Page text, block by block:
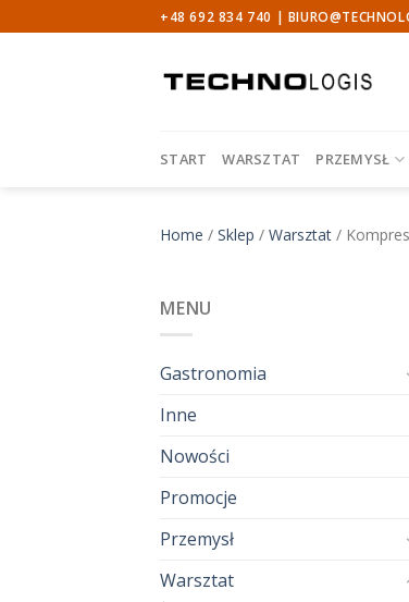
to
+48 692 834 740 |
START WARSZTAT PRZEMYSŁ
Home / Sklep / Warsztat /
MENU
Gastronomia
Inne
Nowości
Promocje
Przemysł
Warsztat